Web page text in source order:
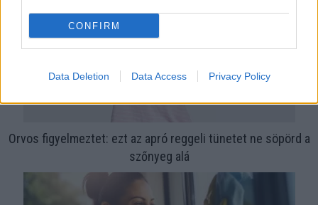
CONFIRM
Data Deletion Data Access Privacy Policy
Orvos figyelmeztet: ezt az apró reggeli tünetet ne söpörd a
szőnyeg alá